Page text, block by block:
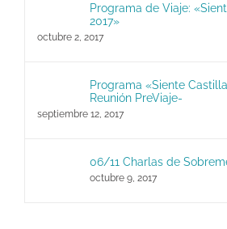
Programa de Viaje:
2017»
octubre 2, 2017
Programa «Siente
Reunión PreViaje-
septiembre 12, 2017
06/11 Charlas de
octubre 9, 2017